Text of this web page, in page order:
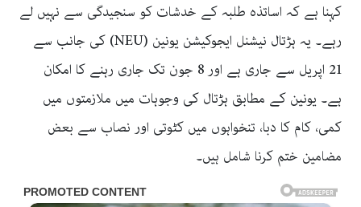
کہنا ہے کہ اساتذہ طلبہ کے خدشات کو سنجیدگی سے نہیں لے
رہے۔ یہ ہڑتال نیشنل ایجوکیشن یونین (NEU) کی جانب سے
21 اپریل سے جاری ہے اور 8 جون تک جاری رہنے کا امکان
ہے۔ یونین کے مطابق ہڑتال کی وجوہات میں ملازمتوں میں
کمی، کام کا دبا، تنخواہوں میں کٹوتی اور نصاب سے بعض
مضامین ختم کرنا شامل ہیں۔